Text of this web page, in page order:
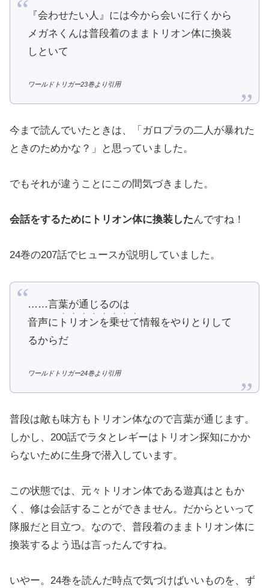
『会わせたい人』には今から会いに行くから
メガネくんは普段着のままトリオン体に換装
しといて
ワールドトリガー23巻より引用
今まで読んでいたときは、「ガロプラの二人が暴れた
ときのためかな？」と思っていました。
でもそれが違うことにこの間気づきました。
会話をするためにトリオン体に換装したんですね！
24巻の207話でヒュースが説明していました。
……言葉が通じるのは
音声に トリオンを乗せて
・・・・・・・・
情報をやりとりして
るからだ
ワールドトリガー24巻より引用
普段は敵も味方もトリオン体なので言葉が通じます。
しかし、200話でラタとレギーはトリオン探知にかか
らないために生身で潜入しています。
この状態では、元々トリオン体である遊真はともか
く、修は会話することができません。だからといって
隊服だと目立つ。なので、普段着のままトリオン体に
換装するよう迅は言ったんですね。
いやー。24巻を読んだ時点で気づけばいいものを、ず